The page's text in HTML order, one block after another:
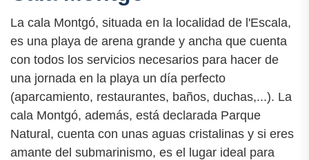
La cala Montgó, situada en la localidad de l'Escala,
es una playa de arena grande y ancha que cuenta
con todos los servicios necesarios para hacer de
una jornada en la playa un día perfecto
(aparcamiento, restaurantes, baños, duchas,...). La
cala Montgó, además, está declarada Parque
Natural, cuenta con unas aguas cristalinas y si eres
amante del submarinismo, es el lugar ideal para